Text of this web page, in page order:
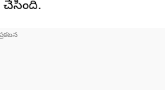
చేసింది.